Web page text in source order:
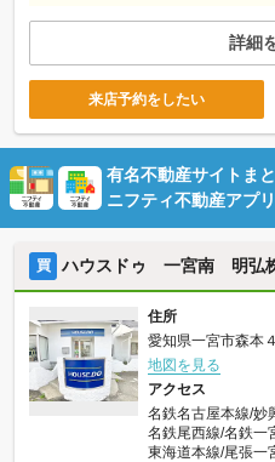
詳細
来店予約をしたい
有名不動産サイトま
ニフティ不動産アプリ
買 ハウスドゥ 一宮南 明弘
住所
愛知県一宮市森本
地図を見る
アクセス
名鉄名古屋本線/妙
名鉄尾西線/名鉄一
東海道本線/尾張一